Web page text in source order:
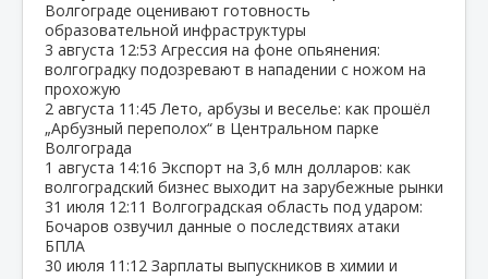
Волгограде оценивают готовность
образовательной инфраструктуры
3 августа 12:53 Агрессия на фоне опьянения:
волгоградку подозревают в нападении с ножом на
прохожую
2 августа 11:45 Лето, арбузы и веселье: как прошёл
„Арбузный переполох“ в Центральном парке
Волгограда
1 августа 14:16 Экспорт на 3,6 млн долларов: как
волгоградский бизнес выходит на зарубежные рынки
31 июля 12:11 Волгоградская область под ударом:
Бочаров озвучил данные о последствиях атаки
БПЛА
30 июля 11:12 Зарплаты выпускников в химии и